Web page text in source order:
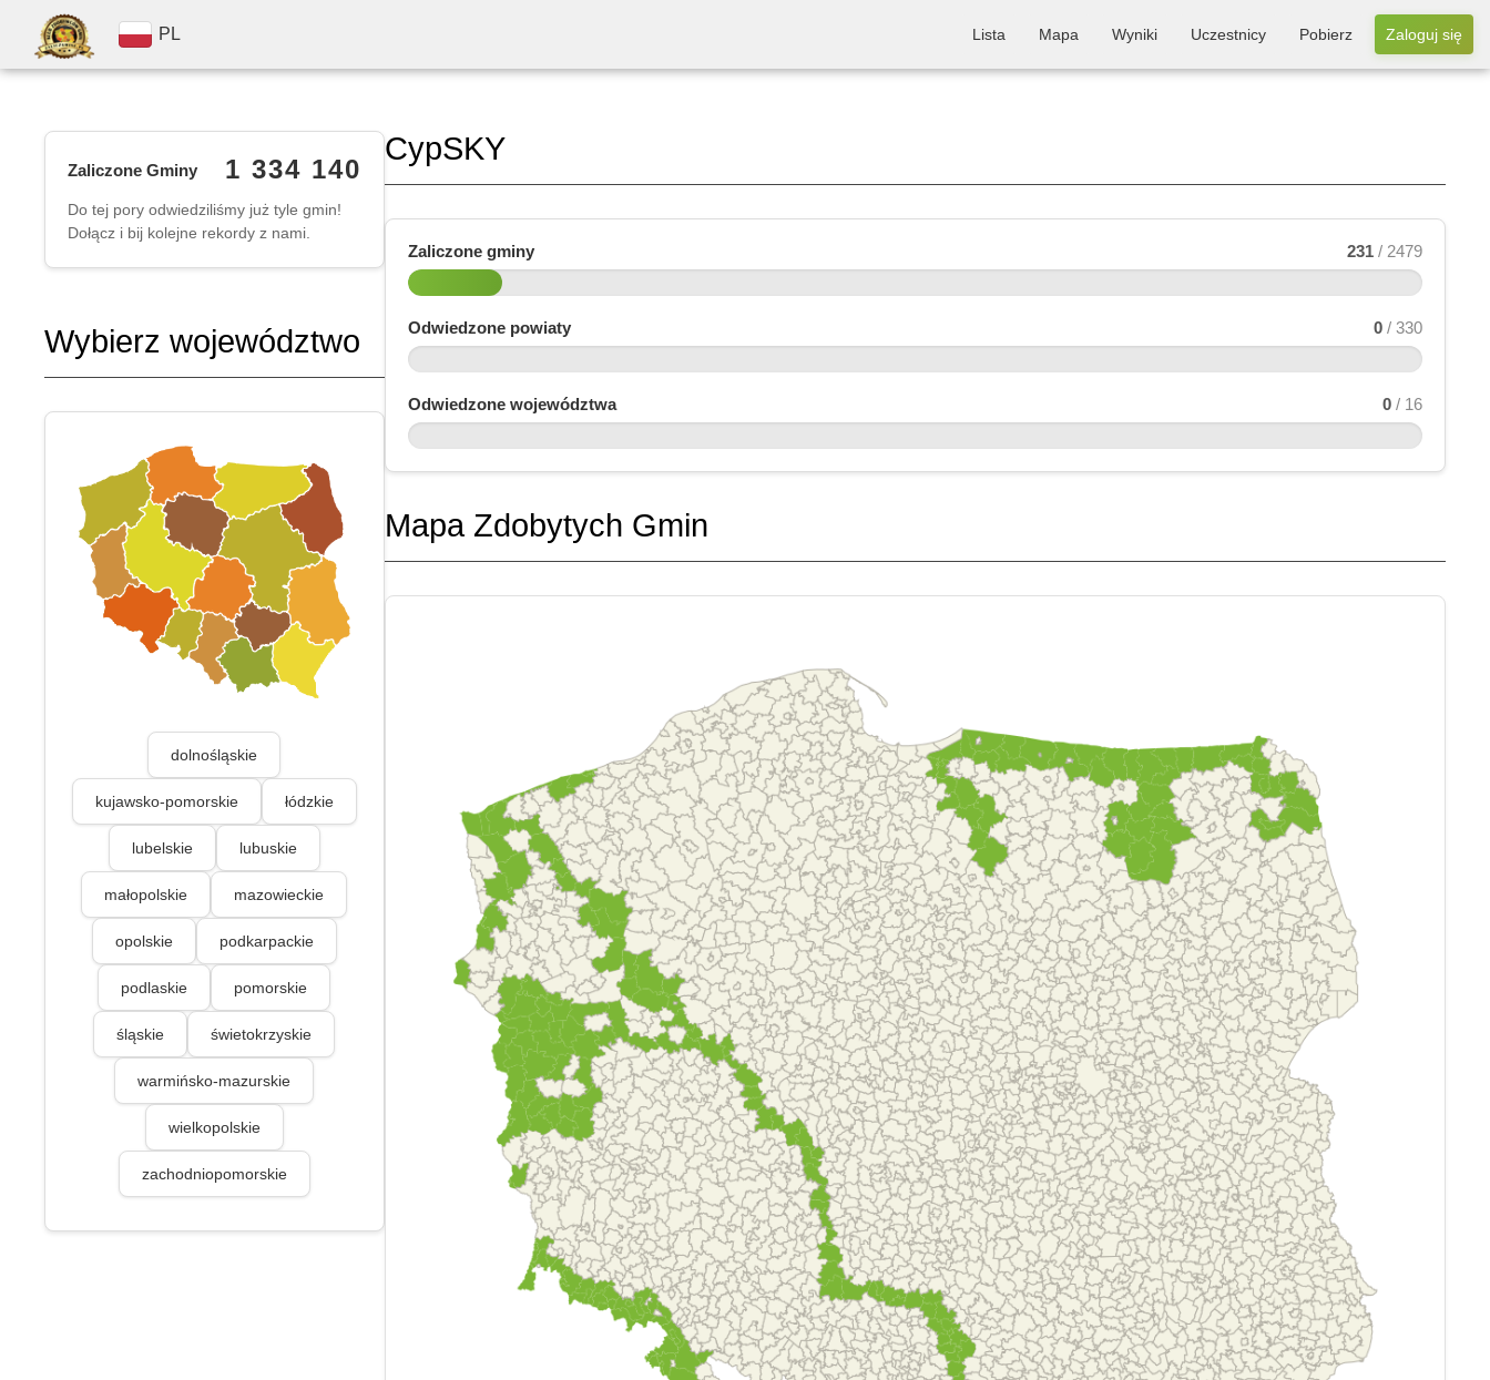
PL Lista Mapa Wyniki Uczestnicy Pobierz Zaloguj się
Zaliczone Gminy 1 334 140
Do tej pory odwiedziliśmy już tyle gmin!
Dołącz i bij kolejne rekordy z nami.
Wybierz województwo
dolnośląskie
kujawsko-pomorskie łódzkie
lubelskie lubuskie
małopolskie mazowieckie
opolskie podkarpackie
podlaskie pomorskie
śląskie świetokrzyskie
warmińsko-mazurskie
wielkopolskie
zachodniopomorskie
CypSKY
Zaliczone gminy 231 / 2479
Odwiedzone powiaty 0 / 330
Odwiedzone województwa 0 / 16
Mapa Zdobytych Gmin